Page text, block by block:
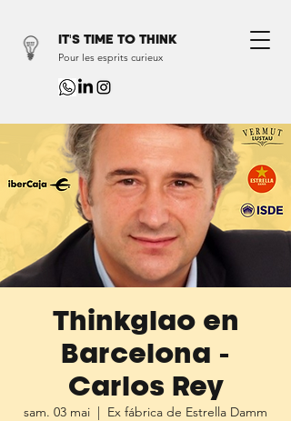
IT'S TIME TO THINK
Pour les esprits curieux
Thinkglao en
Barcelona -
Carlos Rey
sam. 03 mai
  |
Ex fábrica de Estrella Damm